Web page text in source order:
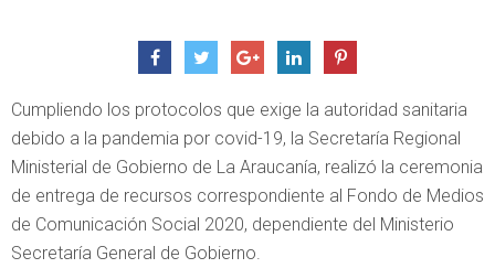
Cumpliendo los protocolos que exige la autoridad sanitaria
debido a la pandemia por covid-19, la Secretaría Regional
Ministerial de Gobierno de La Araucanía, realizó la ceremonia
de entrega de recursos correspondiente al Fondo de Medios
de Comunicación Social 2020, dependiente del Ministerio
Secretaría General de Gobierno.